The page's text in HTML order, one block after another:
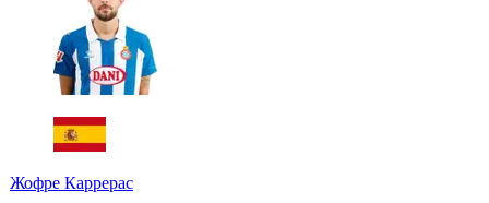
Жофре Каррерас